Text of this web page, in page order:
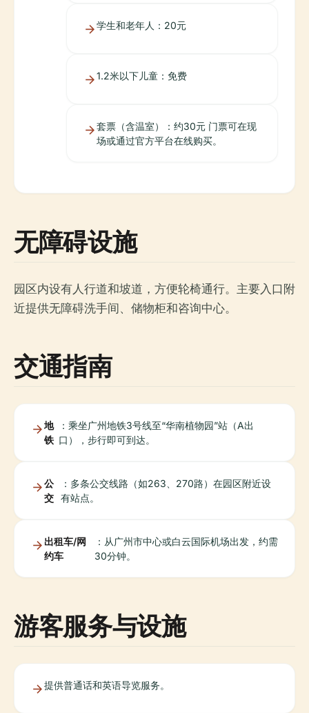
学生和老年人：20元
1.2米以下儿童：免费
套票（含温室）：约30元 门票可在现
场或通过官方平台在线购买。
无障碍设施
园区内设有人行道和坡道，方便轮椅通行。主要入口附
近提供无障碍洗手间、储物柜和咨询中心。
交通指南
地
铁
：乘坐广州地铁3号线至“华南植物园”站（A出
口），步行即可到达。
公
交
：多条公交线路（如263、270路）在园区附近设
有站点。
出租车/网
约车
：从广州市中心或白云国际机场出发，约需
30分钟。
游客服务与设施
提供普通话和英语导览服务。